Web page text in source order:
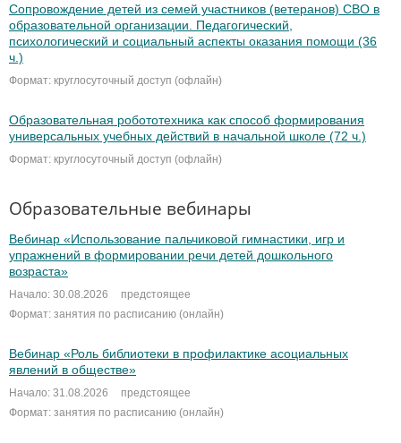
Сопровождение детей из семей участников (ветеранов) СВО в
образовательной организации. Педагогический,
психологический и социальный аспекты оказания помощи (36
ч.)
Формат: круглосуточный доступ (офлайн)
Образовательная робототехника как способ формирования
универсальных учебных действий в начальной школе (72 ч.)
Формат: круглосуточный доступ (офлайн)
Образовательные вебинары
Вебинар «Использование пальчиковой гимнастики, игр и
упражнений в формировании речи детей дошкольного
возраста»
Начало: 30.08.2026
предстоящее
Формат: занятия по расписанию (онлайн)
Вебинар «Роль библиотеки в профилактике асоциальных
явлений в обществе»
Начало: 31.08.2026
предстоящее
Формат: занятия по расписанию (онлайн)